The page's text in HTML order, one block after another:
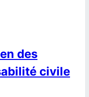
des
civile